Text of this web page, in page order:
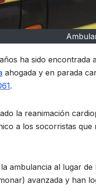
ha sido encontrada
ahogada y en parada
.
la reanimación
a los socorristas que
ambulancia al lugar
avanzada y han